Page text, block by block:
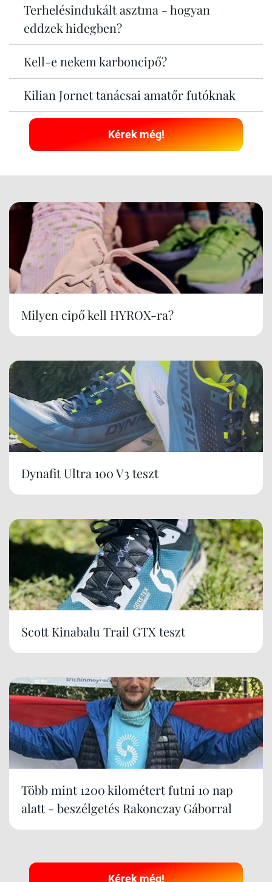
Terhelésindukált asztma - hogyan
eddzek hidegben?
Kell-e nekem karboncipő?
Kilian Jornet tanácsai amatőr futóknak
Kérek még!
Milyen cipő kell HYROX-ra?
Dynafit Ultra 100 V3 teszt
Scott Kinabalu Trail GTX teszt
Több mint 1200 kilométert futni 10 nap
alatt - beszélgetés Rakonczay Gáborral
Kérek még!